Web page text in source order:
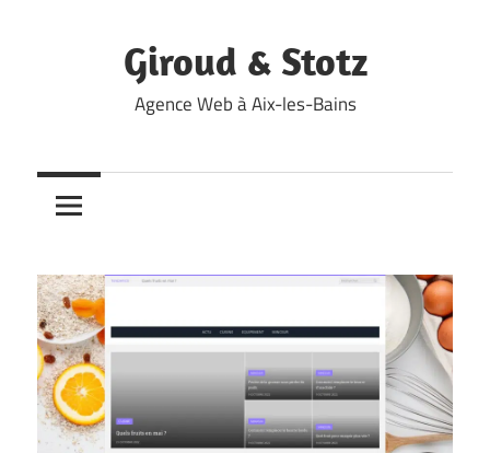
Giroud & Stotz
Agence Web à Aix-les-Bains